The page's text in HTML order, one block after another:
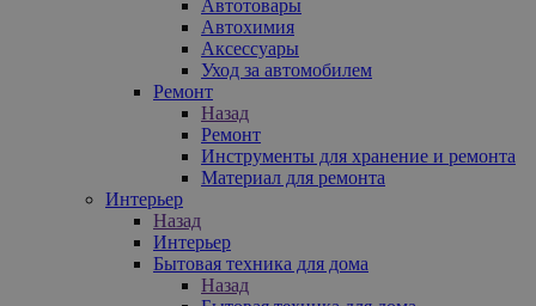
Автотовары
Автохимия
Аксессуары
Уход за автомобилем
Ремонт
Назад
Ремонт
Инструменты для хранение и ремонта
Материал для ремонта
Интерьер
Назад
Интерьер
Бытовая техника для дома
Назад